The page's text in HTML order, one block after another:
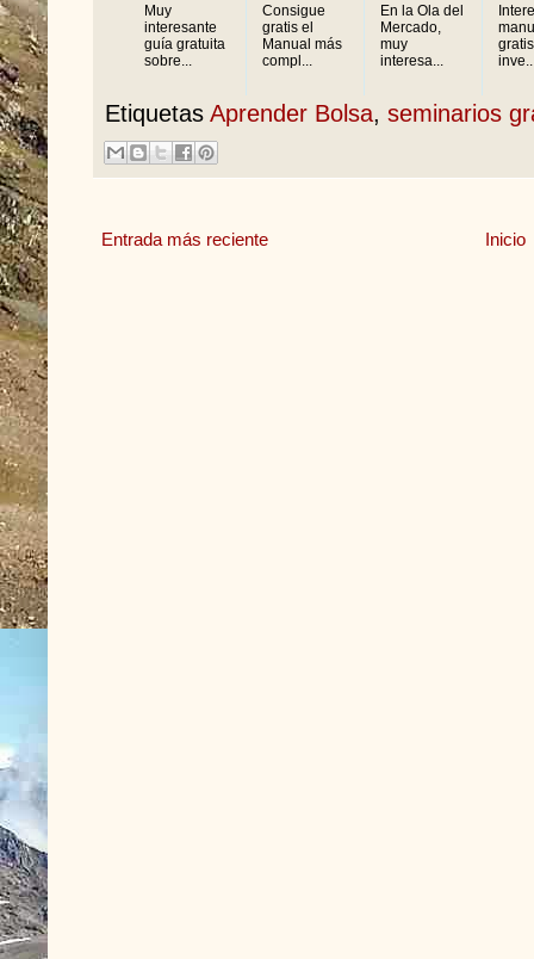
Muy
interesante
guía gratuita
sobre...
Consigue
gratis el
Manual más
compl...
En la Ola del
Mercado,
muy
interesa...
Etiquetas Aprender Bolsa, seminarios
Entrada más reciente Inicio